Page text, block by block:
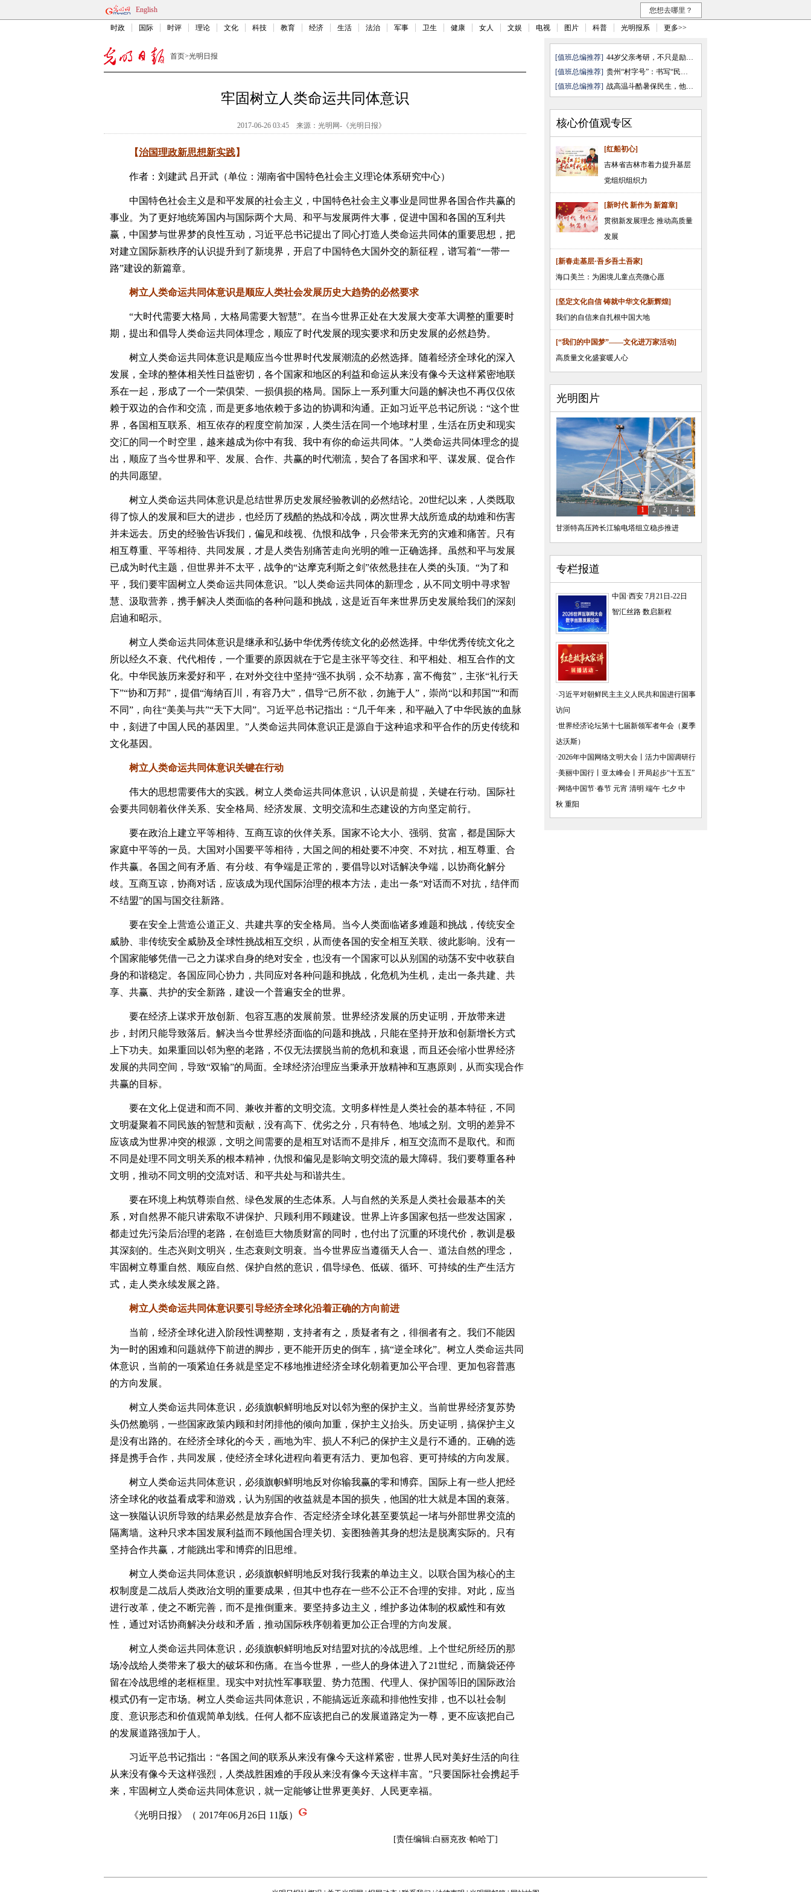
English 您想去哪里？
时政 国际 时评 理论 文化 科技 教育 经济 生活 法治 军事 卫生 健康 女人 文娱 电视 图片 科普 光明报系 更多>>
首页>光明日报
牢固树立人类命运共同体意识
2017-06-26 03:45 来源： 光明网-《光明日报》
【治国理政新思想新实践】
作者：刘建武 吕开武（单位：湖南省中国特色社会主义理论体系研究中心）
中国特色社会主义是和平发展的社会主义，中国特色社会主义事业是同世界各国合作共赢的
事业。为了更好地统筹国内与国际两个大局、和平与发展两件大事，促进中国和各国的互利共
赢，中国梦与世界梦的良性互动，习近平总书记提出了同心打造人类命运共同体的重要思想，把
对建立国际新秩序的认识提升到了新境界，开启了中国特色大国外交的新征程，谱写着“一带一
路”建设的新篇章。
树立人类命运共同体意识是顺应人类社会发展历史大趋势的必然要求
“大时代需要大格局，大格局需要大智慧”。在当今世界正处在大发展大变革大调整的重要时
期，提出和倡导人类命运共同体理念，顺应了时代发展的现实要求和历史发展的必然趋势。
树立人类命运共同体意识是顺应当今世界时代发展潮流的必然选择。随着经济全球化的深入
发展，全球的整体相关性日益密切，各个国家和地区的利益和命运从来没有像今天这样紧密地联
系在一起，形成了一个一荣俱荣、一损俱损的格局。国际上一系列重大问题的解决也不再仅仅依
赖于双边的合作和交流，而是更多地依赖于多边的协调和沟通。正如习近平总书记所说：“这个世
界，各国相互联系、相互依存的程度空前加深，人类生活在同一个地球村里，生活在历史和现实
交汇的同一个时空里，越来越成为你中有我、我中有你的命运共同体。”人类命运共同体理念的提
出，顺应了当今世界和平、发展、合作、共赢的时代潮流，契合了各国求和平、谋发展、促合作
的共同愿望。
树立人类命运共同体意识是总结世界历史发展经验教训的必然结论。20世纪以来，人类既取
得了惊人的发展和巨大的进步，也经历了残酷的热战和冷战，两次世界大战所造成的劫难和伤害
并未远去。历史的经验告诉我们，偏见和歧视、仇恨和战争，只会带来无穷的灾难和痛苦。只有
相互尊重、平等相待、共同发展，才是人类告别痛苦走向光明的唯一正确选择。虽然和平与发展
已成为时代主题，但世界并不太平，战争的“达摩克利斯之剑”依然悬挂在人类的头顶。“为了和
平，我们要牢固树立人类命运共同体意识。”以人类命运共同体的新理念，从不同文明中寻求智
慧、汲取营养，携手解决人类面临的各种问题和挑战，这是近百年来世界历史发展给我们的深刻
启迪和昭示。
树立人类命运共同体意识是继承和弘扬中华优秀传统文化的必然选择。中华优秀传统文化之
所以经久不衰、代代相传，一个重要的原因就在于它是主张平等交往、和平相处、相互合作的文
化。中华民族历来爱好和平，在对外交往中坚持“强不执弱，众不劫寡，富不侮贫”，主张“礼行天
下”“协和万邦”，提倡“海纳百川，有容乃大”，倡导“己所不欲，勿施于人”，崇尚“以和邦国”“和而
不同”，向往“美美与共”“天下大同”。习近平总书记指出：“几千年来，和平融入了中华民族的血脉
中，刻进了中国人民的基因里。”人类命运共同体意识正是源自于这种追求和平合作的历史传统和
文化基因。
树立人类命运共同体意识关键在行动
伟大的思想需要伟大的实践。树立人类命运共同体意识，认识是前提，关键在行动。国际社
会要共同朝着伙伴关系、安全格局、经济发展、文明交流和生态建设的方向坚定前行。
要在政治上建立平等相待、互商互谅的伙伴关系。国家不论大小、强弱、贫富，都是国际大
家庭中平等的一员。大国对小国要平等相待，大国之间的相处要不冲突、不对抗，相互尊重、合
作共赢。各国之间有矛盾、有分歧、有争端是正常的，要倡导以对话解决争端，以协商化解分
歧。互商互谅，协商对话，应该成为现代国际治理的根本方法，走出一条“对话而不对抗，结伴而
不结盟”的国与国交往新路。
要在安全上营造公道正义、共建共享的安全格局。当今人类面临诸多难题和挑战，传统安全
威胁、非传统安全威胁及全球性挑战相互交织，从而使各国的安全相互关联、彼此影响。没有一
个国家能够凭借一己之力谋求自身的绝对安全，也没有一个国家可以从别国的动荡不安中收获自
身的和谐稳定。各国应同心协力，共同应对各种问题和挑战，化危机为生机，走出一条共建、共
享、共赢、共护的安全新路，建设一个普遍安全的世界。
要在经济上谋求开放创新、包容互惠的发展前景。世界经济发展的历史证明，开放带来进
步，封闭只能导致落后。解决当今世界经济面临的问题和挑战，只能在坚持开放和创新增长方式
上下功夫。如果重回以邻为壑的老路，不仅无法摆脱当前的危机和衰退，而且还会缩小世界经济
发展的共同空间，导致“双输”的局面。全球经济治理应当秉承开放精神和互惠原则，从而实现合作
共赢的目标。
要在文化上促进和而不同、兼收并蓄的文明交流。文明多样性是人类社会的基本特征，不同
文明凝聚着不同民族的智慧和贡献，没有高下、优劣之分，只有特色、地域之别。文明的差异不
应该成为世界冲突的根源，文明之间需要的是相互对话而不是排斥，相互交流而不是取代。和而
不同是处理不同文明关系的根本精神，仇恨和偏见是影响文明交流的最大障碍。我们要尊重各种
文明，推动不同文明的交流对话、和平共处与和谐共生。
要在环境上构筑尊崇自然、绿色发展的生态体系。人与自然的关系是人类社会最基本的关
系，对自然界不能只讲索取不讲保护、只顾利用不顾建设。世界上许多国家包括一些发达国家，
都走过先污染后治理的老路，在创造巨大物质财富的同时，也付出了沉重的环境代价，教训是极
其深刻的。生态兴则文明兴，生态衰则文明衰。当今世界应当遵循天人合一、道法自然的理念，
牢固树立尊重自然、顺应自然、保护自然的意识，倡导绿色、低碳、循环、可持续的生产生活方
式，走人类永续发展之路。
树立人类命运共同体意识要引导经济全球化沿着正确的方向前进
当前，经济全球化进入阶段性调整期，支持者有之，质疑者有之，徘徊者有之。我们不能因
为一时的困难和问题就停下前进的脚步，更不能开历史的倒车，搞“逆全球化”。树立人类命运共同
体意识，当前的一项紧迫任务就是坚定不移地推进经济全球化朝着更加公平合理、更加包容普惠
的方向发展。
树立人类命运共同体意识，必须旗帜鲜明地反对以邻为壑的保护主义。当前世界经济复苏势
头仍然脆弱，一些国家政策内顾和封闭排他的倾向加重，保护主义抬头。历史证明，搞保护主义
是没有出路的。在经济全球化的今天，画地为牢、损人不利己的保护主义是行不通的。正确的选
择是携手合作，共同发展，使经济全球化进程向着更有活力、更加包容、更可持续的方向发展。
树立人类命运共同体意识，必须旗帜鲜明地反对你输我赢的零和博弈。国际上有一些人把经
济全球化的收益看成零和游戏，认为别国的收益就是本国的损失，他国的壮大就是本国的衰落。
这一狭隘认识所导致的结果必然是放弃合作、否定经济全球化甚至要筑起一堵与外部世界交流的
隔离墙。这种只求本国发展利益而不顾他国合理关切、妄图独善其身的想法是脱离实际的。只有
坚持合作共赢，才能跳出零和博弈的旧思维。
树立人类命运共同体意识，必须旗帜鲜明地反对我行我素的单边主义。以联合国为核心的主
权制度是二战后人类政治文明的重要成果，但其中也存在一些不公正不合理的安排。对此，应当
进行改革，使之不断完善，而不是推倒重来。要坚持多边主义，维护多边体制的权威性和有效
性，通过对话协商解决分歧和矛盾，推动国际秩序朝着更加公正合理的方向发展。
树立人类命运共同体意识，必须旗帜鲜明地反对结盟对抗的冷战思维。上个世纪所经历的那
场冷战给人类带来了极大的破坏和伤痛。在当今世界，一些人的身体进入了21世纪，而脑袋还停
留在冷战思维的老框框里。现实中对抗性军事联盟、势力范围、代理人、保护国等旧的国际政治
模式仍有一定市场。树立人类命运共同体意识，不能搞远近亲疏和排他性安排，也不以社会制
度、意识形态和价值观简单划线。任何人都不应该把自己的发展道路定为一尊，更不应该把自己
的发展道路强加于人。
习近平总书记指出：“各国之间的联系从来没有像今天这样紧密，世界人民对美好生活的向往
从来没有像今天这样强烈，人类战胜困难的手段从来没有像今天这样丰富。”只要国际社会携起手
来，牢固树立人类命运共同体意识，就一定能够让世界更美好、人民更幸福。
《光明日报》（ 2017年06月26日 11版）
[责任编辑:白丽克孜·帕哈丁]
[值班总编推荐]
44岁父亲考研，不只是励志故事
[值班总编推荐]
贵州“村字号”：书写“民乐”与 ...
[值班总编推荐]
战高温斗酷暑保民生，他们奋力前行
核心价值观专区
[红船初心]
吉林省吉林市着力提升基层
党组织组织力
[新时代 新作为 新篇章]
贯彻新发展理念 推动高质量
发展
[新春走基层·吾乡吾土吾家]
海口美兰：为困境儿童点亮微心愿
[坚定文化自信 铸就中华文化新辉煌]
我们的自信来自扎根中国大地
[“我们的中国梦”——文化进万家活动]
高质量文化盛宴暖人心
光明图片
甘浙特高压跨长江输电塔组立稳步推进
1 2 3 4 5
专栏报道
中国·西安 7月21日-22日
智汇丝路 数启新程
·习近平对朝鲜民主主义人民共和国进行国事
访问
·世界经济论坛第十七届新领军者年会（夏季
达沃斯）
·2026年中国网络文明大会
活力中国调研行
·美丽中国行 亚太峰会
开局起步“十五五”
· 网络中国节·春节 元宵 清明 端午 七夕 中
秋 重阳